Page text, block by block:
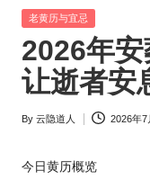
转
农
历
阴
历
Posted
老黄历与宜忌
2026年
让逝者安
Posted
By 云隐道人 2026年7
今日 黄历概览